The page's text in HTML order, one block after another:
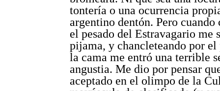
tontería o una ocurrencia
argentino dentón. Pero cuando
el pesado del Estravagario me
pijama, y chancleteando por
la cama me entró una terrible
angustia. Me dio por pensar
aceptado en el olimpo de la